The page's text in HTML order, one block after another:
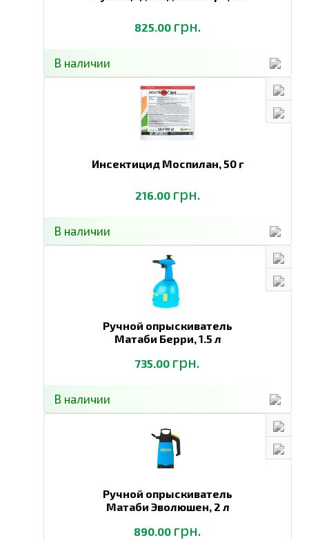
825.00 грн.
В наличии
Инсектицид Моспилан,50 г
216.00 грн.
В наличии
Ручной опрыскиватель
Матаби Берри,1.5 л
735.00 грн.
В наличии
Ручной опрыскиватель
Матаби Эволюшен, 2 л
890.00 грн.